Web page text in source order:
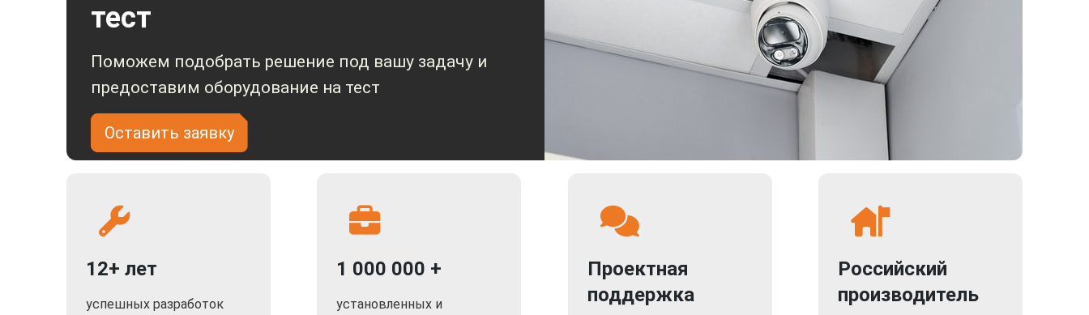
тест
Поможем подобрать решение под вашу задачу и
предоставим оборудование на тест
Оставить заявку
12+ лет
успешных разработок
1 000 000 +
установленных и
Проектная
поддержка
Российский
производитель